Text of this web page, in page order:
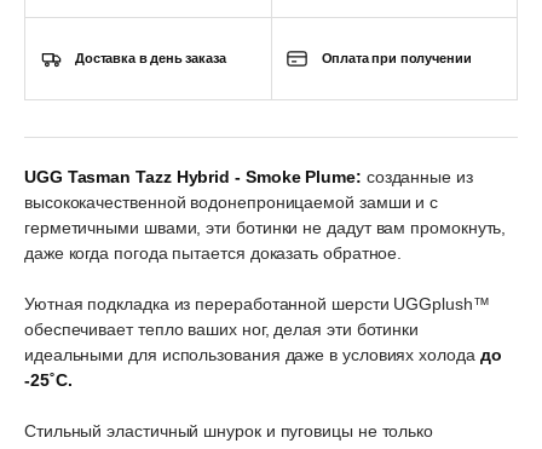
Доставка в день заказа Оплата при получении
UGG Tasman Tazz Hybrid - Smoke Plume: созданные из
высококачественной водонепроницаемой замши и с
герметичными швами, эти ботинки не дадут вам промокнуть,
даже когда погода пытается доказать обратное.
Уютная подкладка из переработанной шерсти UGGplush™
обеспечивает тепло ваших ног, делая эти ботинки
идеальными для использования даже в условиях холода до
-25˚C.
Стильный эластичный шнурок и пуговицы не только